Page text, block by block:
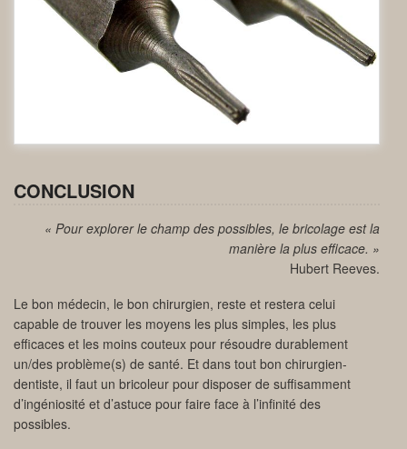
CONCLUSION
« Pour explorer le champ des possibles, le bricolage est la
manière la plus efficace. »
Hubert Reeves.
Le bon médecin, le bon chirurgien, reste et restera celui
capable de trouver les moyens les plus simples, les plus
efficaces et les moins couteux pour résoudre durablement
un/des problème(s) de santé. Et dans tout bon chirurgien-
dentiste, il faut un bricoleur pour disposer de suffisamment
d’ingéniosité et d’astuce pour faire face à l’infinité des
possibles.